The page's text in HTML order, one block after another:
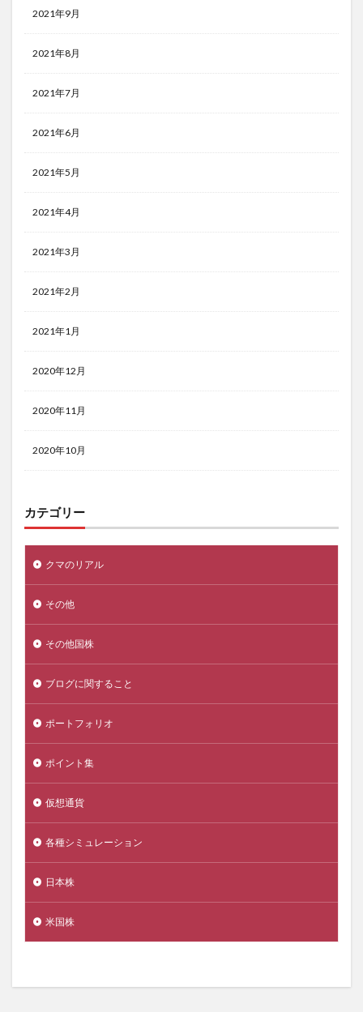
2021年9月
2021年8月
2021年7月
2021年6月
2021年5月
2021年4月
2021年3月
2021年2月
2021年1月
2020年12月
2020年11月
2020年10月
カテゴリー
クマのリアル
その他
その他国株
ブログに関すること
ポートフォリオ
ポイント集
仮想通貨
各種シミュレーション
日本株
米国株